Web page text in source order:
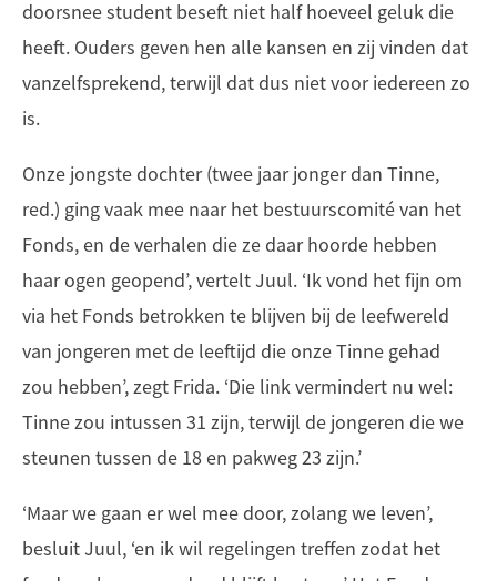
doorsnee student beseft niet half hoeveel geluk die
heeft. Ouders geven hen alle kansen en zij vinden dat
vanzelfsprekend, terwijl dat dus niet voor iedereen zo
is.
Onze jongste dochter (twee jaar jonger dan Tinne,
red.) ging vaak mee naar het bestuurscomité van het
Fonds, en de verhalen die ze daar hoorde hebben
haar ogen geopend’, vertelt Juul. ‘Ik vond het fijn om
via het Fonds betrokken te blijven bij de leefwereld
van jongeren met de leeftijd die onze Tinne gehad
zou hebben’, zegt Frida. ‘Die link vermindert nu wel:
Tinne zou intussen 31 zijn, terwijl de jongeren die we
steunen tussen de 18 en pakweg 23 zijn.’
‘Maar we gaan er wel mee door, zolang we leven’,
besluit Juul, ‘en ik wil regelingen treffen zodat het